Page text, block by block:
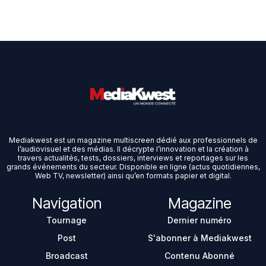
Mediakwest est un magazine multiscreen dédié aux professionnels de
l’audiovisuel et des médias. Il décrypte l’innovation et la création à
travers actualités, tests, dossiers, interviews et reportages sur les
grands événements du secteur. Disponible en ligne (actus quotidiennes,
Web TV, newsletter) ainsi qu’en formats papier et digital.
Navigation
Tournage
Post
Broadcast
Magazine
Dernier numéro
S'abonner à Mediakwest
Contenu Abonné